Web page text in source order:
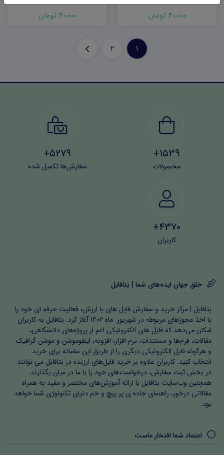
word40,000 تومان
(نوبت دوم)
40,000 تومان
1
2
1539+
محصولات
5279+
سفارش‌ها تکمیل شده
4370+
کاربران
خلق جهان ایده‌های شما | بتافایل
بتافایل | مرکز خرید و سفارش فایل های با ارزش، فعالیت حرفه ای خود را
با اخذ مجوزهای مربوطه در شهریور ماه ۱۴۰۲ آغاز کرد. بتافایل به کاربران
امکان می‌دهد که فایل های الکترونیکی اعم از پروژه‌های دانشگاهی،
مقالات، فرم‌ها و مستندات، نرم افزار، افزونه، اینفوموشن و موشن گرافیک
و هرگونه فایل الکترونیکی دیگری را از طریق این سامانه برای خرید
انتخاب کنید. کاربران علاوه بر خرید فایل‌های ارزنده در بتافایل می توانند
در بخش ثبت سفارش، درخواست‌های خود را با ما در میان بگذارند.
همچنین وب‌سایت بتافایل با ارائه آموزش‌های مختصر و مفید به همراه
مقالاتی درخور، راهنمای جاده ی پر پیچ و خم دنیای تکنولوژی شما خواهد
بود.
اعتماد شما افتخار ماست